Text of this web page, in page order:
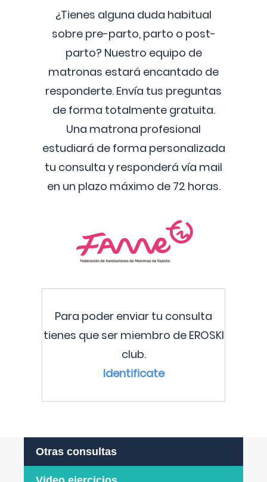
¿Tienes alguna duda habitual
sobre pre-parto, parto o post-
parto? Nuestro equipo de
matronas estará encantado de
responderte. Envía tus preguntas
de forma totalmente gratuita.
Una matrona profesional
estudiará de forma personalizada
tu consulta y responderá vía mail
en un plazo máximo de 72 horas.
Para poder enviar tu consulta
tienes que ser miembro de EROSKI
club.
Identificate
Otras consultas